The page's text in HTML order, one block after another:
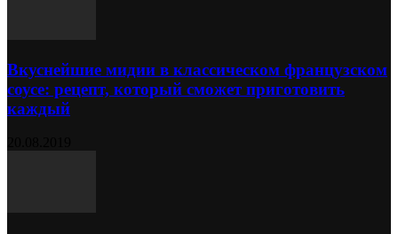
Вкуснейшие мидии в классическом французском
соусе: рецепт, который сможет приготовить
каждый